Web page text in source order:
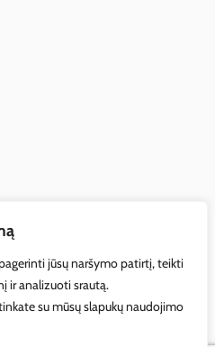
jūsų naršymo patirtį, teikti
ir analizuoti srautą.
su mūsų slapukų naudojimo